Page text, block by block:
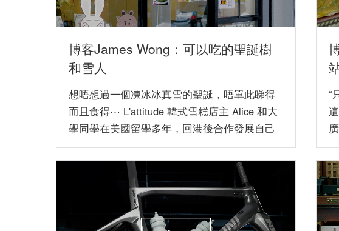
博客James Wong：可以吃的聖誕樹
和雪人
想唔想過一個凍冰冰真雪的聖誕，唔單此睇得
而且食得⋯ L'attitude 韓式雪糕店主 Alice 和大
學同學在美國留學多年，回港後合作發展自己
的事業...
“